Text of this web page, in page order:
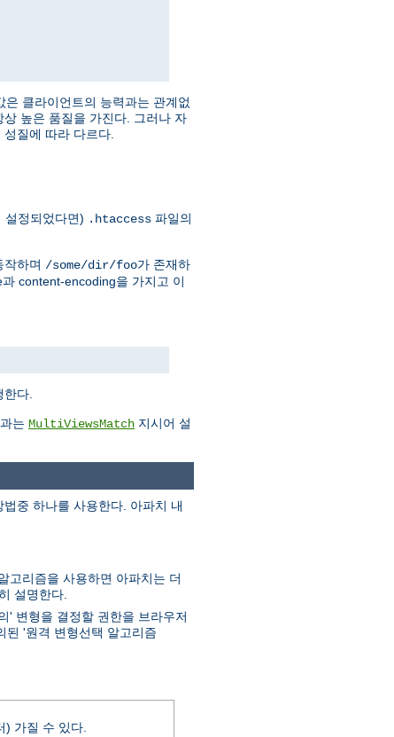
클라이언트의 능력과는 관계없
높은 품질을 가진다. 그러나 자
질에 따라 다르다.
설정되었다면) .htaccess 파일의
작하며 /some/dir/foo가 존재하
content-encoding을 가지고 이
한다.
는 MultiViewsMatch 지시어 설
중 하나를 사용한다. 아파치 내
고리즘을 사용하면 아파치는 더
설명한다.
' 변형을 결정할 권한을 브라우저
된 '원격 변형선택 알고리즘
가질 수 있다.